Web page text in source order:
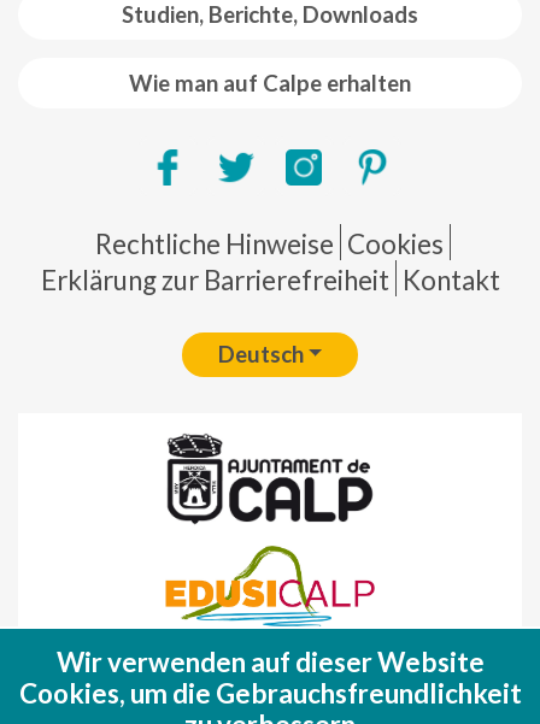
Studien, Berichte, Downloads
Wie man auf Calpe erhalten
Pie de página
Rechtliche Hinweise Cookies
Erklärung zur Barrierefreiheit Kontakt
Deutsch
Fondo Europeo de Desarrollo Regional
(FEDER)
Wir verwenden auf dieser Website
Cookies, um die Gebrauchsfreundlichkeit